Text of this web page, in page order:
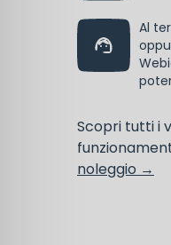
Al
Scopri tutti i
noleggio →